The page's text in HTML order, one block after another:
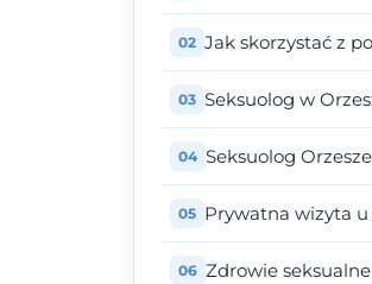
Jak skorzystać z
Seksuolog w
Seksuolog
Prywatna wizyta u
Zdrowie